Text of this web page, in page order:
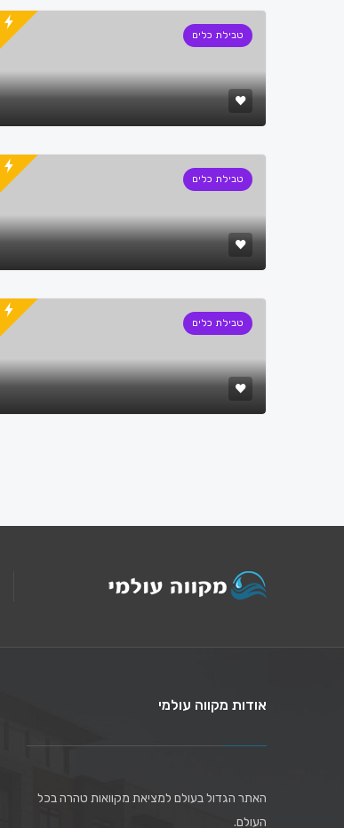
טבילת כלים
טבילת כלים
טבילת כלים
אודות מקווה עולמי
האתר הגדול בעולם למציאת מקוואות טהרה בכל
העולם.